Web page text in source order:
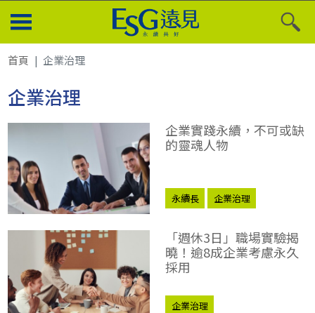
首頁 企業治理
企業治理
企業實踐永續，不可或缺
的靈魂人物
永續長 企業治理
「週休3日」職場實驗揭
曉！逾8成企業考慮永久
採用
企業治理